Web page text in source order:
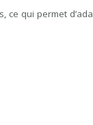
qui permet